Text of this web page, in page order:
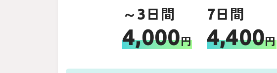
～3日間
4,000円
7日間
4,400円